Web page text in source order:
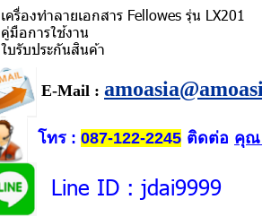
เครื่องทำลายเอกสาร Fellowes รุ่น LX201
คู่มือการใช้งาน
ใบรับประกันสินค้า
E-Mail :
โทร : 087-122-2245 ติดต่อ คุณ
Line ID : jdai9999